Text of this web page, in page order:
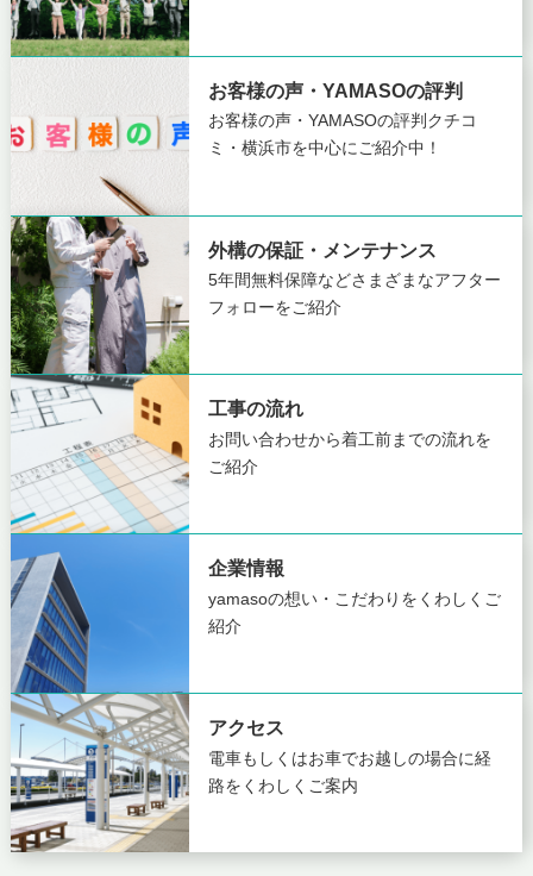
お客様の声・YAMASOの評判
お客様の声・YAMASOの評判 クチコ
ミ・横浜市を中心にご紹介中！
外構の保証・メンテナンス
5年間無料保障などさまざまなアフター
フォローをご紹介
工事の流れ
お問い合わせから着工前までの流れを
ご紹介
企業情報
yamasoの想い・こだわりを くわしくご
紹介
アクセス
電車もしくはお車でお越しの場合に経
路をくわしくご案内